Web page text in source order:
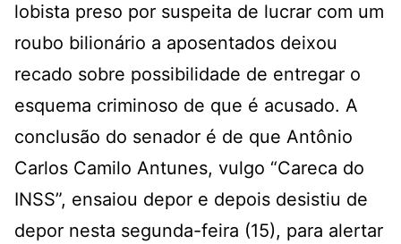
lobista preso por suspeita de lucrar com um
roubo bilionário a aposentados deixou
recado sobre possibilidade de entregar o
esquema criminoso de que é acusado. A
conclusão do senador é de que Antônio
Carlos Camilo Antunes, vulgo “Careca do
INSS”, ensaiou depor e depois desistiu de
depor nesta segunda-feira (15), para alertar